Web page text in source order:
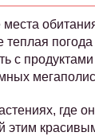
с продуктами
где